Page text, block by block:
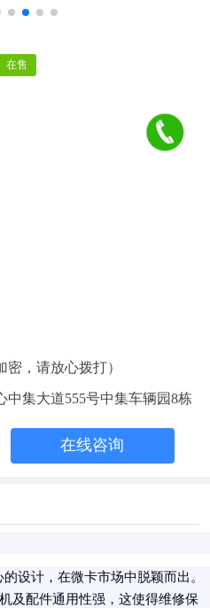
在售
密，请放心拨打）
集大道555号中集车辆园8栋
在线咨询
设计，在微卡市场中脱颖而出。
及配件通用性强，这使得维修保